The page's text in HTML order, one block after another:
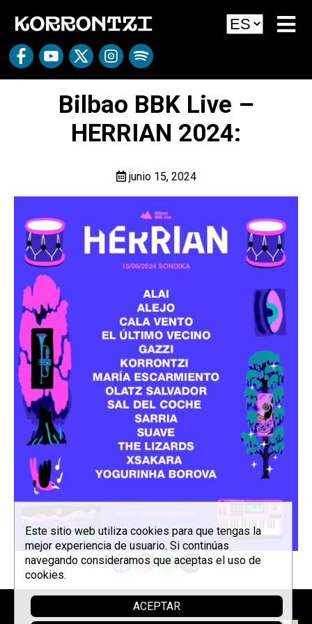
Bilbao BBK Live –
HERRIAN 2024:
junio 15, 2024
Patrocina
Este sitio web utiliza cookies para que tengas la
mejor experiencia de usuario. Si continúas
navegando consideramos que aceptas el uso de
cookies.
ACEPTAR